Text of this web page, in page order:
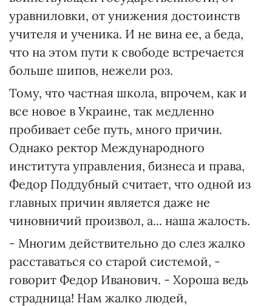
уравниловки, от унижения достоинств
учителя и ученика. И не вина ее, а беда,
что на этом пути к свободе встречается
больше шипов, нежели роз.
Тому, что частная школа, впрочем, как и
все новое в Украине, так медленно
пробивает себе путь, много причин.
Однако ректор Международного
института управления, бизнеса и права,
Федор Поддубный считает, что одной из
главных причин является даже не
чиновничий произвол, а... наша жалость.
- Многим действительно до слез жалко
расставаться со старой системой, -
говорит Федор Иванович. - Хороша ведь
страдница! Нам жалко людей,